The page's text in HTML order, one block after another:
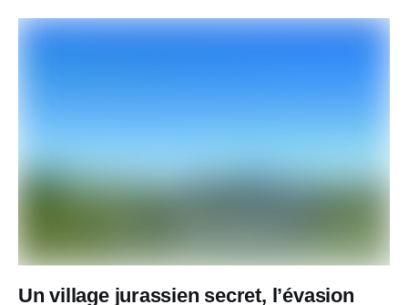
Un village jurassien secret, l’évasion